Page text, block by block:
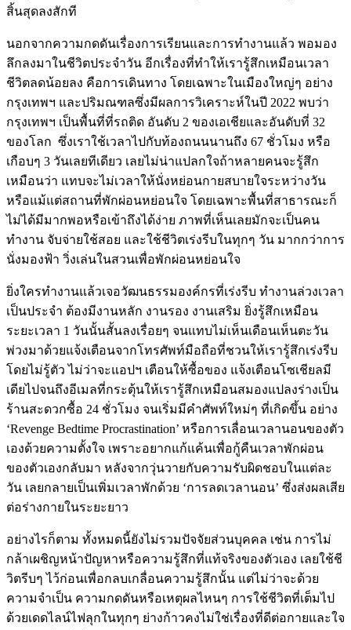
สิ้นสุดลงสักที
นอกจากความกดดันเรื่องการเรียนและการทำงานแล้ว พอมอง
ลึกลงมาในชีวิตประจำวัน อีกเรื่องที่ทำให้เรารู้สึกเหมือนเวลา
ชีวิตลดน้อยลง คือการเดินทาง โดยเฉพาะในเมืองใหญ่ๆ อย่าง
กรุงเทพฯ และปริมณฑลซึ่งมีผลการวิเคราะห์ในปี 2022 พบว่า
กรุงเทพฯ เป็นพื้นที่ที่รถติด อันดับ 2 ของเอเชียและอันดับที่ 32
ของโลก ซึ่งเราใช้เวลาไปกับท้องถนนนานถึง 67 ชั่วโมง หรือ
เกือบๆ 3 วันเลยทีเดียว เลยไม่น่าแปลกใจถ้าหลายคนจะรู้สึก
เหมือนว่า แทบจะไม่เวลาให้นั่งหย่อนกายสบายใจระหว่างวัน
หรือแม้แต่สถานที่พักผ่อนหย่อนใจ โดยเฉพาะพื้นที่สาธารณะก็
ไม่ได้มีมากพอหรือเข้าถึงได้ง่าย ภาพที่เห็นเลยมักจะเป็นคน
ทำงาน จับจ่ายใช้สอย และใช้ชีวิตเร่งรีบในทุกๆ วัน มากกว่าการ
นั่งมองฟ้า วิ่งเล่นในสวนเพื่อพักผ่อนหย่อนใจ
ยิ่งใครทำงานแล้วเจอวัฒนธรรมองค์กรที่เร่งรีบ ทำงานล่วงเวลา
เป็นประจำ ต้องมีงานหลัก งานรอง งานเสริม ยิ่งรู้สึกเหมือน
ระยะเวลา 1 วันนั้นสั้นลงเรื่อยๆ จนแทบไม่เห็นเดือนเห็นตะวัน
พ่วงมาด้วยแจ้งเตือนจากโทรศัพท์มือถือที่ชวนให้เรารู้สึกเร่งรีบ
โดยไม่รู้ตัว ไม่ว่าจะแอปฯ เตือนให้ซื้อของ แจ้งเตือนโซเชียลมี
เดียไปจนถึงอีเมลที่กระตุ้นให้เรารู้สึกเหมือนสมองแปลงร่างเป็น
ร้านสะดวกซื้อ 24 ชั่วโมง จนเริ่มมีคำศัพท์ใหม่ๆ ที่เกิดขึ้น อย่าง
‘Revenge Bedtime Procrastination’ หรือการเลื่อนเวลานอนของตัว
เองด้วยความตั้งใจ เพราะอยากแก้แค้นเพื่อกู้คืนเวลาพักผ่อน
ของตัวเองกลับมา หลังจากวุ่นวายกับความรับผิดชอบในแต่ละ
วัน เลยกลายเป็นเพิ่มเวลาพักด้วย ‘การลดเวลานอน’ ซึ่งส่งผลเสีย
ต่อร่างกายในระยะยาว
อย่างไรก็ตาม ทั้งหมดนี้ยังไม่รวมปัจจัยส่วนบุคคล เช่น การไม่
กล้าเผชิญหน้าปัญหาหรือความรู้สึกที่แท้จริงของตัวเอง เลยใช้ชี
วิตรีบๆ ไว้ก่อนเพื่อกลบเกลื่อนความรู้สึกนั้น แต่ไม่ว่าจะด้วย
ความจำเป็น ความกดดันหรือเหตุผลไหนๆ การใช้ชีวิตที่เต็มไป
ด้วยเดดไลน์ไฟลุกในทุกๆ ย่างก้าวคงไม่ใช่เรื่องที่ดีต่อกายและใจ